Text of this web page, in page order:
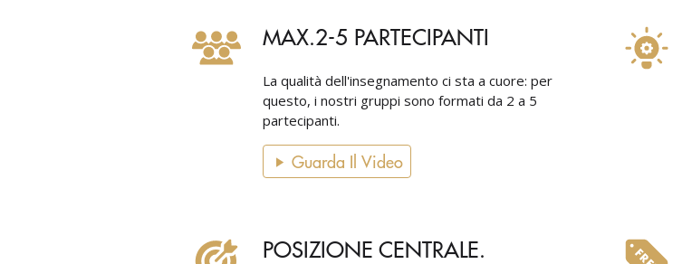
MAX.2-5 PARTECIPANTI
La qualità dell'insegnamento ci sta a cuore: per
questo, i nostri gruppi sono formati da 2 a 5
partecipanti.
Guarda Il Video
POSIZIONE CENTRALE.